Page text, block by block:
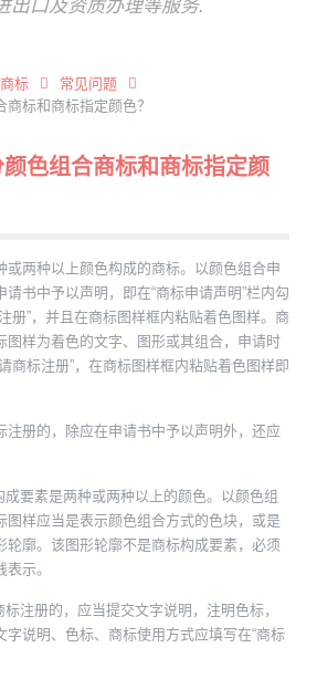
出口及资质办理等服务.
商标
常见问题
标和商标指定颜色？
色组合商标和商标指定颜
或两种以上颜色构成的商标。以颜色组合申
书中予以声明，即在“商标申请声明”栏内勾
册”，并且在商标图样框内粘贴着色图样。商
图样为着色的文字、图形或其组合，申请时
商标注册”，在商标图样框内粘贴着色图样即
册的，除应在申请书中予以声明外，还应
素是两种或两种以上的颜色。以颜色组
图样应当是表示颜色组合方式的色块，或是
轮廓。该图形轮廓不是商标构成要素，必须
示。
册的，应当提交文字说明，注明色标，
字说明、色标、商标使用方式应填写在“商标